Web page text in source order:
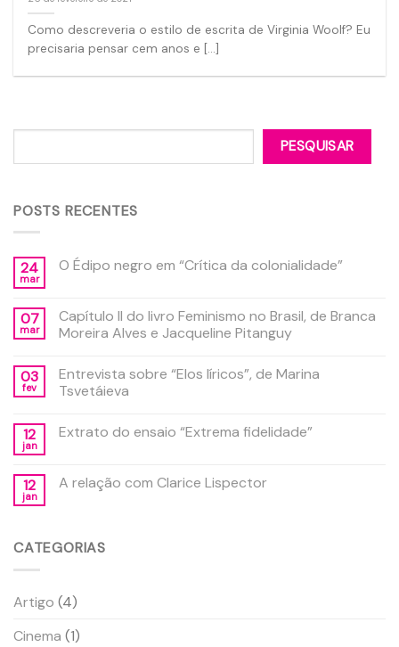
PESQUISAR
POSTS RECENTES
24
mar
O Édipo negro em “Crítica da colonialidade”
07
mar
Capítulo II do livro Feminismo no Brasil, de Branca
Moreira Alves e Jacqueline Pitanguy
03
fev
Entrevista sobre “Elos líricos”, de Marina
Tsvetáieva
12
jan
Extrato do ensaio “Extrema fidelidade”
12
jan
A relação com Clarice Lispector
CATEGORIAS
Artigo (4)
Cinema (1)
Como descreveria o estilo de escrita de Virginia Woolf? Eu
precisaria pensar cem anos e [...]